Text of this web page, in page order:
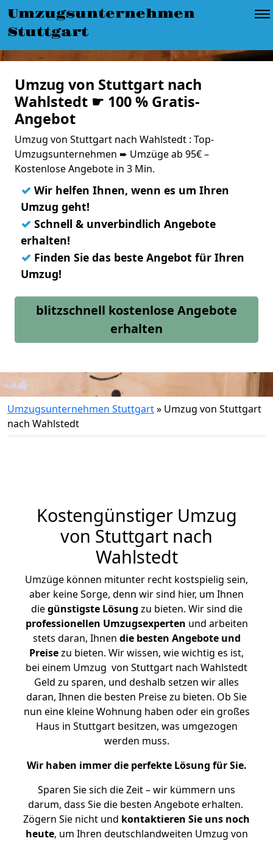
Umzugsunternehmen
Stuttgart
Umzug von Stuttgart nach
Wahlstedt ☛ 100 % Gratis-
Angebot
Umzug von Stuttgart nach Wahlstedt : Top-
Umzugsunternehmen ➨ Umzüge ab 95€ –
Kostenlose Angebote in 3 Min.
✓ Wir helfen Ihnen, wenn es um Ihren
Umzug geht!
✓ Schnell & unverbindlich Angebote
erhalten!
✓ Finden Sie das beste Angebot für Ihren
Umzug!
blitzschnell kostenlose Angebote
erhalten
Umzugsunternehmen Stuttgart» Umzug von Stuttgart
nach Wahlstedt
Kostengünstiger Umzug
von Stuttgart nach
Wahlstedt
Umzüge können mitunter recht kostspielig sein,
aber keine Sorge, denn wir sind hier, um Ihnen
diegünstigste Lösung zu bieten. Wir sind die
professionellen Umzugsexperten und arbeiten
stets daran, Ihnen die besten Angebote und
Preisezu bieten. Wir wissen, wie wichtig es ist,
bei einem Umzug von Stuttgart nach Wahlstedt
Geld zu sparen, und deshalb setzen wir alles
daran, Ihnen die besten Preise zu bieten. Ob Sie
nun eine kleine Wohnung haben oder ein großes
Haus in Stuttgart besitzen, was umgezogen
werden muss.
Wir haben immer die perfekte Lösung für Sie.
Sparen Sie sich die Zeit – wir kümmern uns
darum, dass Sie die besten Angebote erhalten.
Zögern Sie nicht und kontaktieren Sie uns noch
heute, um Ihren deutschlandweiten Umzug von